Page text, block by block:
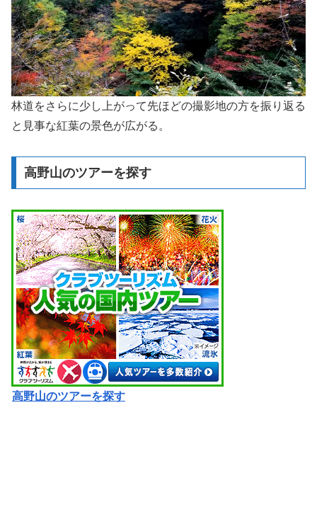
林道をさらに少し上がって先ほどの撮影地の方を振り返る
と見事な紅葉の景色が広がる。
高野山のツアーを探す
高野山のツアーを探す